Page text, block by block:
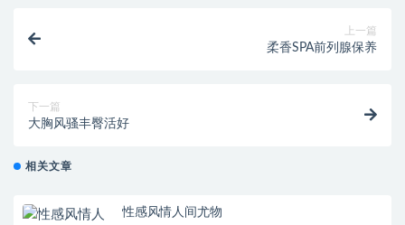
上一篇
柔香SPA前列腺保养
下一篇
大胸风骚丰臀活好
相关文章
性感风情人间尤物